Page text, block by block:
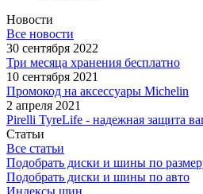
Новости
Все новости
30 сентября 2022
Три месяца хранения бесплатно
10 сентября 2021
Промокод на аксессуары Michelin
2 апреля 2021
Pirelli TyreLife - надежная защита
Статьи
Все статьи
Подобрать диски и шины по
Подобрать диски и шины по авто
Индексы шин